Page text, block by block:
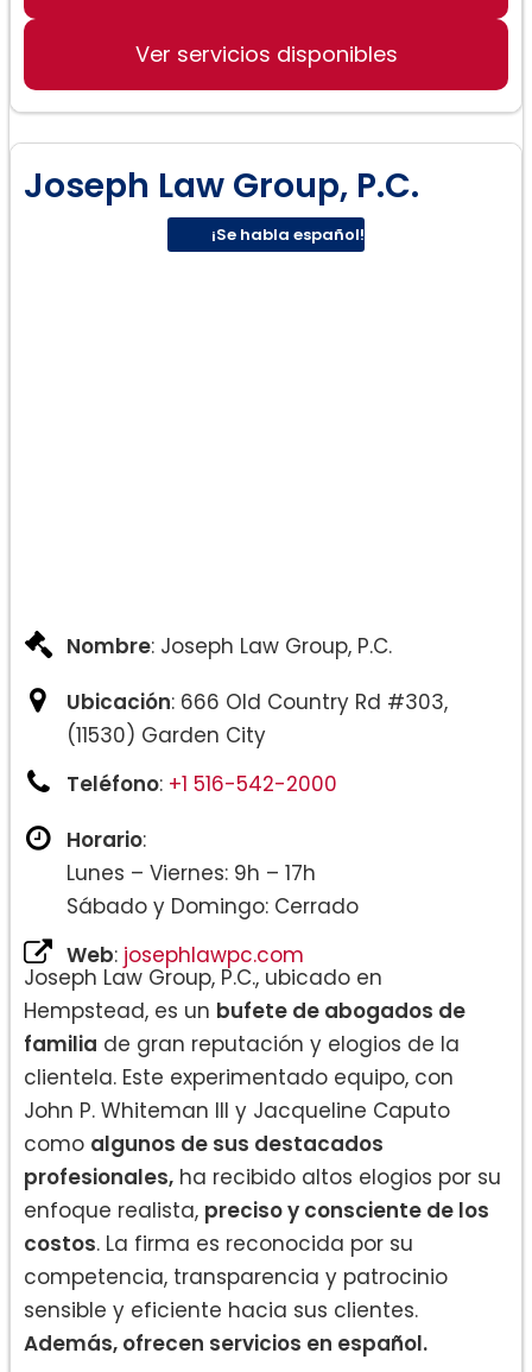
Residencia y ciudadanía
Ver servicios disponibles
Joseph Law Group, P.C.
¡Se habla español!
Nombre: Joseph Law Group, P.C.
Ubicación: 666 Old Country Rd #303,
(11530) Garden City
Teléfono: +1 516-542-2000
Horario:
Lunes – Viernes: 9h – 17h
Sábado y Domingo: Cerrado
Web: josephlawpc.com
Joseph Law Group, P.C., ubicado en
Hempstead, es un bufete de abogados de
familia de gran reputación y elogios de la
clientela. Este experimentado equipo, con
John P. Whiteman III y Jacqueline Caputo
como algunos de sus destacados
profesionales, ha recibido altos elogios por su
enfoque realista, preciso y consciente de los
costos. La firma es reconocida por su
competencia, transparencia y patrocinio
sensible y eficiente hacia sus clientes.
Además, ofrecen servicios en español.